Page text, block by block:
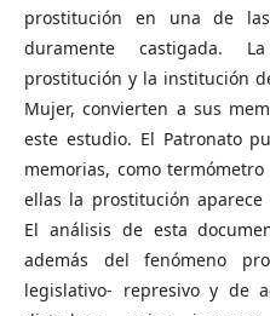
prostitución en una de
duramente castigada.
prostitución y la institución
Mujer, convierten a sus
este estudio. El Patronato
memorias, como
ellas la prostitución
El análisis de esta
además del fenómeno
legislativo- represivo y de